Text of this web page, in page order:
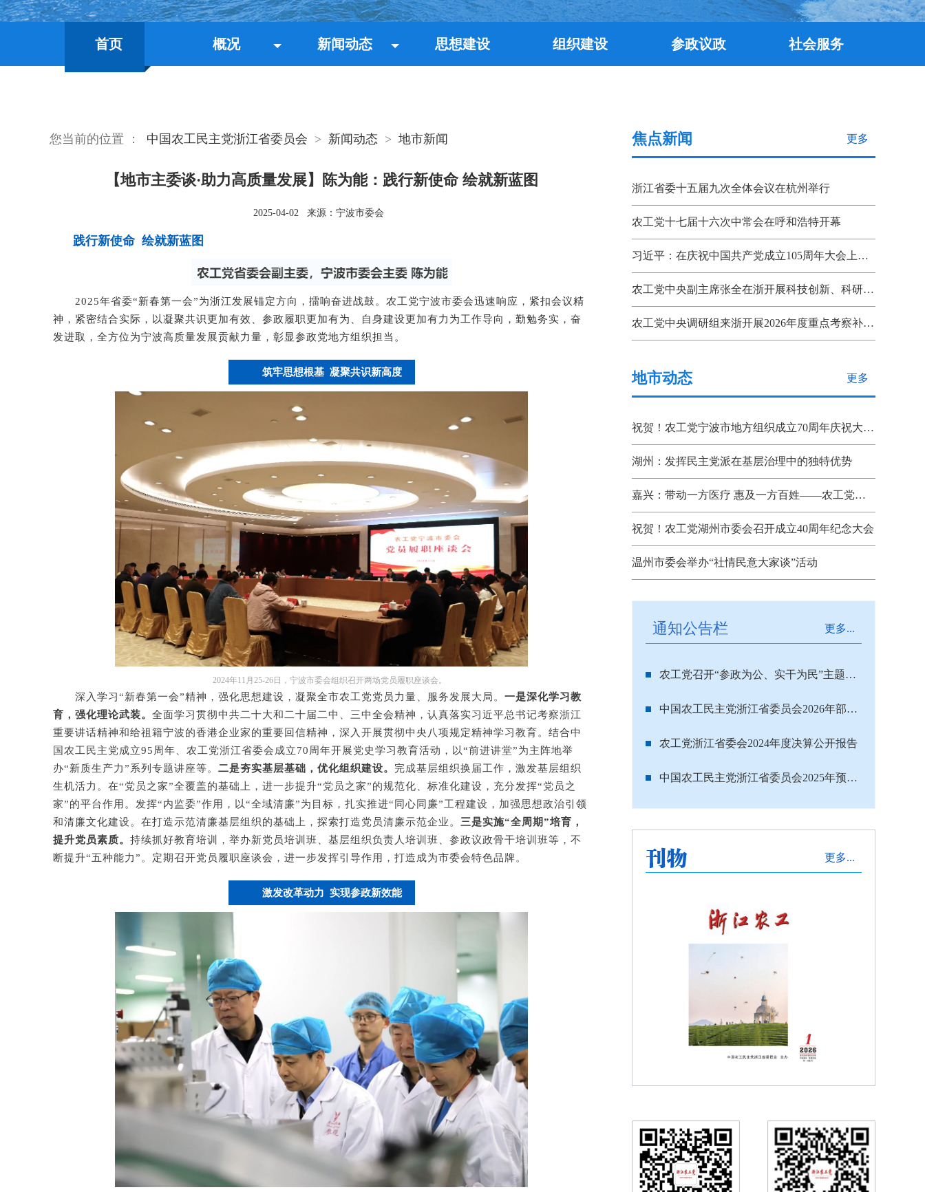
首页 概况 新闻动态 思想建设 组织建设 参政议政 社会服务
您当前的位置 ： 中国农工民主党浙江省委员会 > 新闻动态 > 地市新闻
【地市主委谈·助力高质量发展】陈为能：践行新使命 绘就新蓝图
2025-04-02 来源：宁波市委会
践行新使命 绘就新蓝图
2025年省委“新春第一会”为浙江发展锚定方向，擂响奋进战鼓。农工党宁波市委会迅速响应，紧扣会议精
神，紧密结合实际，以凝聚共识更加有效、参政履职更加有为、自身建设更加有力为工作导向，勤勉务实，奋
发进取，全方位为宁波高质量发展贡献力量，彰显参政党地方组织担当。
筑牢思想根基 凝聚共识新高度
2024年11月25-26日，宁波市委会组织召开两场党员履职座谈会。
深入学习“新春第一会”精神，强化思想建设，凝聚全市农工党党员力量、服务发展大局。 一是深化学习教
育，强化理论武装。 全面学习贯彻中共二十大和二十届二中、三中全会精神，认真落实习近平总书记考察浙江
重要讲话精神和给祖籍宁波的香港企业家的重要回信精神，深入开展贯彻中央八项规定精神学习教育。结合中
国农工民主党成立95周年、农工党浙江省委会成立70周年开展党史学习教育活动，以“前进讲堂”为主阵地举
办“新质生产力”系列专题讲座等。 二是夯实基层基础，优化组织建设。 完成基层组织换届工作，激发基层组织
生机活力。在“党员之家”全覆盖的基础上，进一步提升“党员之家”的规范化、标准化建设，充分发挥“党员之
家”的平台作用。发挥“内监委”作用，以“全域清廉”为目标，扎实推进“同心同廉”工程建设，加强思想政治引领
和清廉文化建设。在打造示范清廉基层组织的基础上，探索打造党员清廉示范企业。 三是实施“全周期”培育，
提升党员素质。 持续抓好教育培训，举办新党员培训班、基层组织负责人培训班、参政议政骨干培训班等，不
断提升“五种能力”。定期召开党员履职座谈会，进一步发挥引导作用，打造成为市委会特色品牌。
激发改革动力 实现参政新效能
更多
焦点新闻
浙江省委十五届九次全体会议在杭州举行
农工党十七届十六次中常会在呼和浩特开幕
习近平：在庆祝中国共产党成立105周年大会上的讲话
农工党中央副主席张全在浙开展科技创新、科研成果转化机制调研
农工党中央调研组来浙开展2026年度重点考察补充调研
更多
地市动态
祝贺！农工党宁波市地方组织成立70周年庆祝大会召开
湖州：发挥民主党派在基层治理中的独特优势
嘉兴：带动一方医疗 惠及一方百姓——农工党省、市、县三级组织联动助推嘉善“双示范”建设
祝贺！农工党湖州市委会召开成立40周年纪念大会
温州市委会举办“社情民意大家谈”活动
更多...
通知公告栏
农工党召开“参政为公、实干为民”主题教育动员部署会 浙江设分会场
中国农工民主党浙江省委员会2026年部门预算
农工党浙江省委会2024年度决算公开报告
中国农工民主党浙江省委员会2025年预算公开
更多...